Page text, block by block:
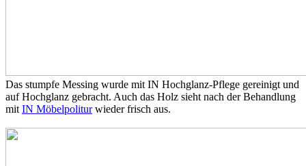
Das stumpfe Messing wurde mit IN Hochglanz-Pflege gereinigt und
auf Hochglanz gebracht. Auch das Holz sieht nach der Behandlung
mit IN Möbelpoliturwieder frisch aus.